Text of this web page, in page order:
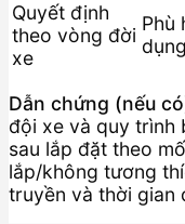
Quyết định
theo vòng đời
xe
Phù
dụng
Dẫn chứng (nếu
đội xe và quy trình
sau lắp đặt theo
lắp/không tương
truyền và thời gian